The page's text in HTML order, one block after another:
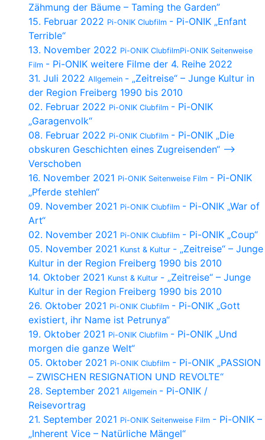
Zähmung der Bäume – Taming the Garden”
15. Februar 2022 Pi-ONIK Clubfilm - Pi-ONIK „Enfant
Terrible“
13. November 2022 Pi-ONIK ClubfilmPi-ONIK Seitenweise
Film - Pi-ONIK weitere Filme der 4. Reihe 2022
31. Juli 2022 Allgemein - „Zeitreise“ – Junge Kultur in
der Region Freiberg 1990 bis 2010
02. Februar 2022 Pi-ONIK Clubfilm - Pi-ONIK
„Garagenvolk“
08. Februar 2022 Pi-ONIK Clubfilm - Pi-ONIK „Die
obskuren Geschichten eines Zugreisenden“ –>
Verschoben
16. November 2021 Pi-ONIK Seitenweise Film - Pi-ONIK
„Pferde stehlen“
09. November 2021 Pi-ONIK Clubfilm - Pi-ONIK „War of
Art“
02. November 2021 Pi-ONIK Clubfilm - Pi-ONIK „Coup“
05. November 2021 Kunst & Kultur - „Zeitreise“ – Junge
Kultur in der Region Freiberg 1990 bis 2010
14. Oktober 2021 Kunst & Kultur - „Zeitreise“ – Junge
Kultur in der Region Freiberg 1990 bis 2010
26. Oktober 2021 Pi-ONIK Clubfilm - Pi-ONIK „Gott
existiert, ihr Name ist Petrunya“
19. Oktober 2021 Pi-ONIK Clubfilm - Pi-ONIK „Und
morgen die ganze Welt“
05. Oktober 2021 Pi-ONIK Clubfilm - Pi-ONIK „PASSION
– ZWISCHEN RESIGNATION UND REVOLTE“
28. September 2021 Allgemein - Pi-ONIK /
Reisevortrag
21. September 2021 Pi-ONIK Seitenweise Film - Pi-ONIK –
„Inherent Vice – Natürliche Mängel“